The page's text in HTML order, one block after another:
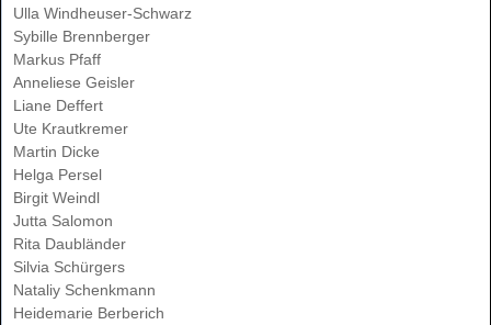
Ulla Windheuser-Schwarz
Sybille Brennberger
Markus Pfaff
Anneliese Geisler
Liane Deffert
Ute Krautkremer
Martin Dicke
Helga Persel
Birgit Weindl
Jutta Salomon
Rita Daubländer
Silvia Schürgers
Nataliy Schenkmann
Heidemarie Berberich